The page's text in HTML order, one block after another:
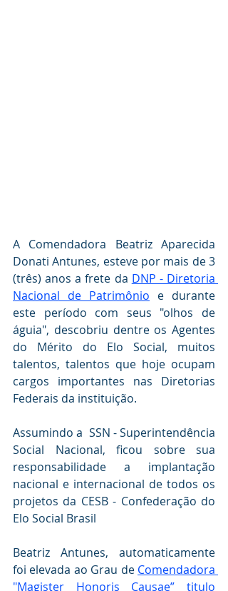
A Comendadora Beatriz Aparecida
Donati Antunes, esteve por mais de 3
(três) anos a frete da DNP - Diretoria
Nacional de Patrimônio e durante
este período com seus "olhos de
águia", descobriu dentre os Agentes
do Mérito do Elo Social, muitos
talentos, talentos que hoje ocupam
cargos importantes nas Diretorias
Federais da instituição.
Assumindo a  SSN - Superintendência
Social Nacional, ficou sobre sua
responsabilidade a implantação
nacional e internacional de todos os
projetos da CESB - Confederação do
Elo Social Brasil
Beatriz Antunes, automaticamente
foi elevada ao Grau de Comendadora
"Magister Honoris Causae” titulo